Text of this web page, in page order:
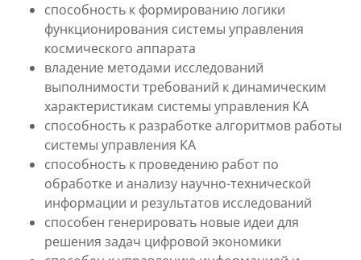
способность к формированию логики
функционирования системы управления
космического аппарата
владение методами исследований
выполнимости требований к динамическим
характеристикам системы управления КА
способность к разработке алгоритмов работы
системы управления КА
способность к проведению работ по
обработке и анализу научно-технической
информации и результатов исследований
способен генерировать новые идеи для
решения задач цифровой экономики